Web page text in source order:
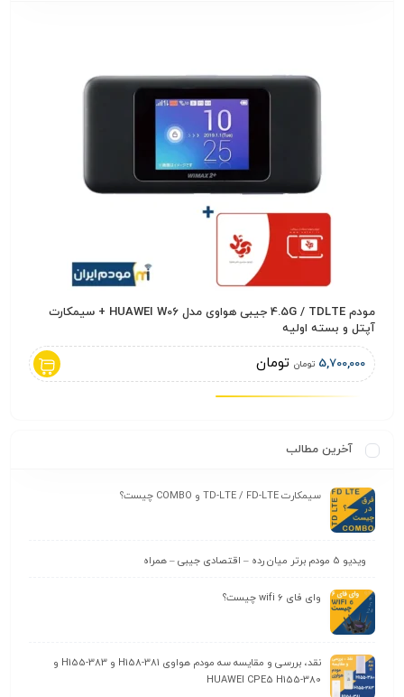
مودم 4.5G / TDLTE جیبی هواوی مدل HUAWEI W06 + سیمکارت
آپتل و بسته اولیه
5,700,000 تومان تومان
آخرین مطالب
سیمکارت TD-LTE / FD-LTE و COMBO چیست؟
ویدیو 5 مودم برتر میان رده – اقتصادی جیبی – همراه
وای‌ فای wifi 6 چیست؟
نقد، بررسی و مقایسه سه مودم هواوی H158-381 و H155-383 و
HUAWEI CPE5 H155-380